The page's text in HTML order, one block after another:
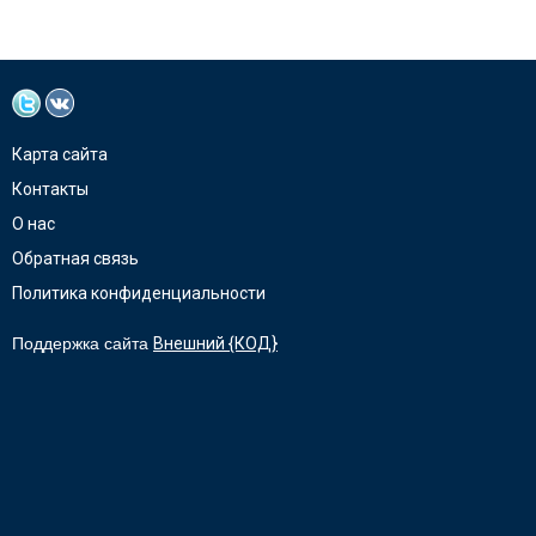
Карта сайта
Контакты
О нас
Обратная связь
Политика конфиденциальности
Поддержка сайта Внешний {КОД}